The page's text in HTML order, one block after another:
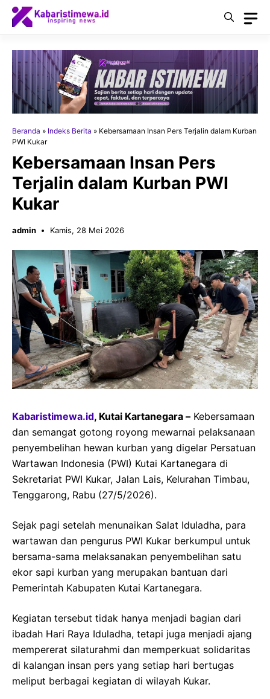
Langsung
Beranda » Indeks Berita » Kebersamaan Insan Pers Terjalin dalam Kurban
PWI Kukar
Kebersamaan Insan Pers
Terjalin dalam Kurban PWI
Kukar
admin Kamis, 28 Mei 2026
Kabaristimewa.id, Kutai Kartanegara – Kebersamaan
dan semangat gotong royong mewarnai pelaksanaan
penyembelihan hewan kurban yang digelar Persatuan
Wartawan Indonesia (PWI) Kutai Kartanegara di
Sekretariat PWI Kukar, Jalan Lais, Kelurahan Timbau,
Tenggarong, Rabu (27/5/2026).
Sejak pagi setelah menunaikan Salat Iduladha, para
wartawan dan pengurus PWI Kukar berkumpul untuk
bersama-sama melaksanakan penyembelihan satu
ekor sapi kurban yang merupakan bantuan dari
Pemerintah Kabupaten Kutai Kartanegara.
Kegiatan tersebut tidak hanya menjadi bagian dari
ibadah Hari Raya Iduladha, tetapi juga menjadi ajang
mempererat silaturahmi dan memperkuat solidaritas
di kalangan insan pers yang setiap hari bertugas
meliput berbagai kegiatan di wilayah Kukar.